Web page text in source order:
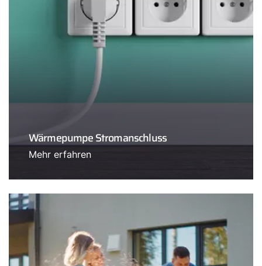
Wärmepumpe Stromanschluss
Mehr erfahren